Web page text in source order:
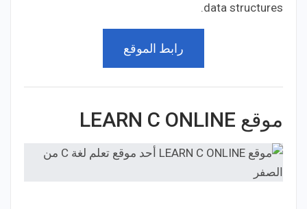
data structures.
رابط الموقع
موقع LEARN C ONLINE